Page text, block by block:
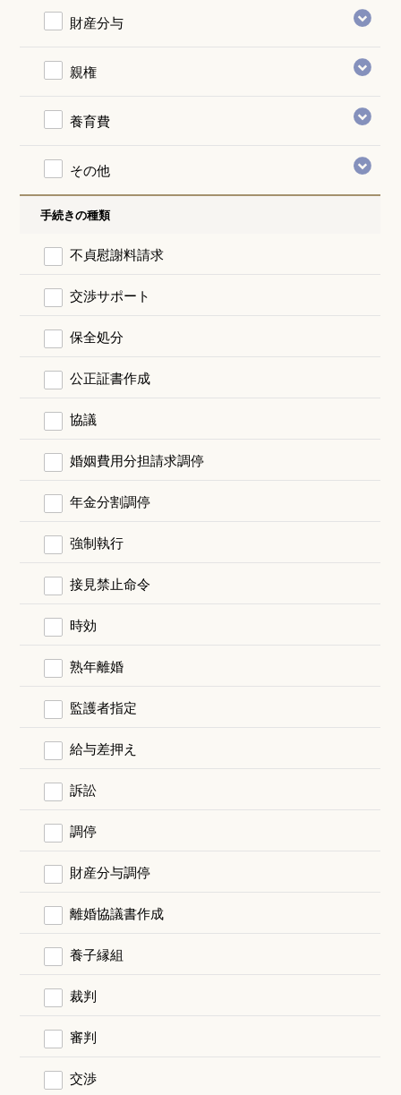
財産分与
親権
養育費
その他
手続きの種類
不貞慰謝料請求
交渉サポート
保全処分
公正証書作成
協議
婚姻費用分担請求調停
年金分割調停
強制執行
接見禁止命令
時効
熟年離婚
監護者指定
給与差押え
訴訟
調停
財産分与調停
離婚協議書作成
養子縁組
裁判
審判
交渉